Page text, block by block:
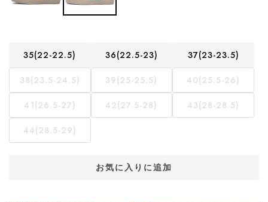
35(22-22.5) 36(22.5-23) 37(23-23.5)
38(23.5-24.5) 39(25-25.5) 40(25.5-26)
41(26.5-27) 42(27.5-28) 43(28-28.5)
44(28.5-29)
お気に入りに追加